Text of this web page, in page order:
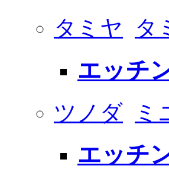
タミヤ タ
エッチ
ツノダ ミ
エッチ